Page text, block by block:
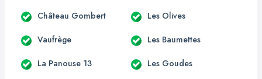
Château Gombert Les Olives
Vaufrège Les Baumettes
La Panouse 13 Les Goudes